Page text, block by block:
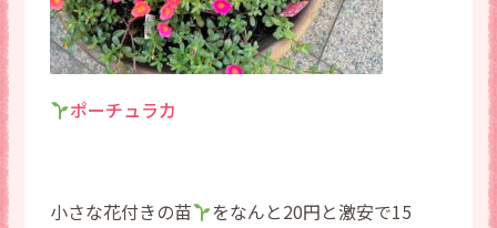
ポーチュラカ
小さな花付きの苗
をなんと20円と激安で15